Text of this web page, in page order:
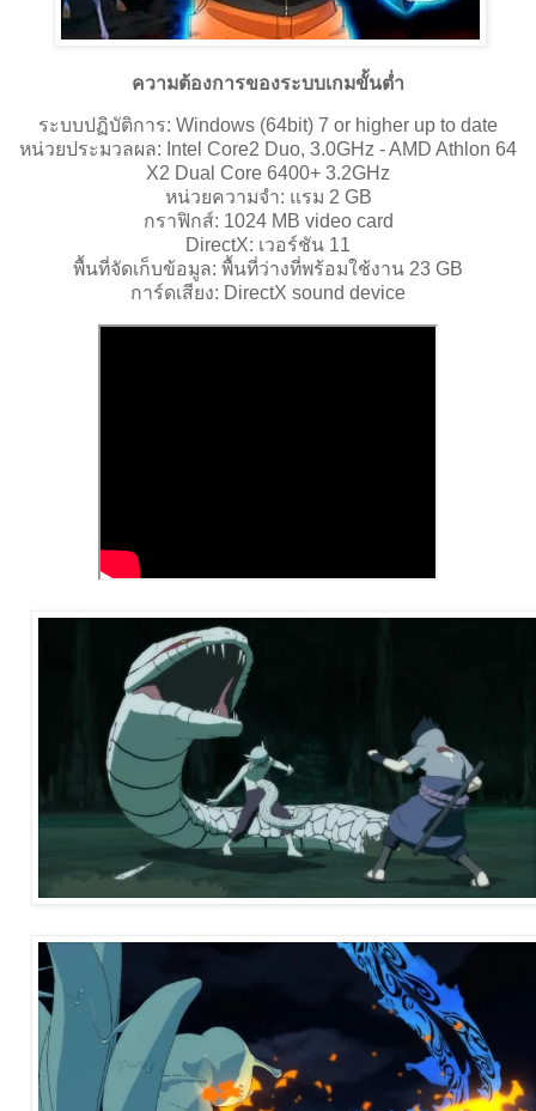
ความต้องการของระบบเกมขั้นต่ำ
ระบบปฏิบัติการ: Windows (64bit) 7 or higher up to date
หน่วยประมวลผล: Intel Core2 Duo, 3.0GHz - AMD Athlon 64
X2 Dual Core 6400+ 3.2GHz
หน่วยความจำ: แรม 2 GB
กราฟิกส์: 1024 MB video card
DirectX: เวอร์ชัน 11
พื้นที่จัดเก็บข้อมูล: พื้นที่ว่างที่พร้อมใช้งาน 23 GB
การ์ดเสียง: DirectX sound device